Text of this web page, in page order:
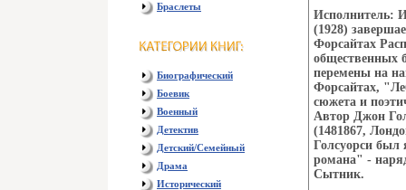
Браслеты
Биографический
Боевик
Военный
Детектив
Детский/Семейный
Драма
Исторический
Исполнитель:
(1928)
Форсайтах
общественных
перемены на
Форсайтах,
сюжета и
Автор Джон
(1481867,
Голсуорси был
романа" -
Сытник.